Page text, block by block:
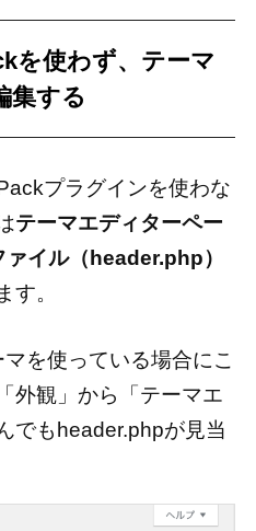
を使わず、テーマ
集する
プラグインを使わな
テーマエディターペー
イル（header.php）
す。
を使っている場合にこ
外観」から「テーマエ
でもheader.phpが見当